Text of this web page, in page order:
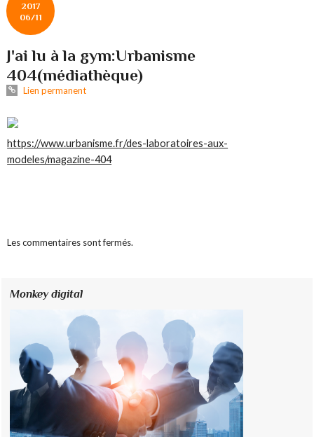
2017
06/11
J'ai lu à la gym:Urbanisme
404(médiathèque)
Lien permanent
https://www.urbanisme.fr/des-laboratoires-aux-
modeles/magazine-404
Les commentaires sont fermés.
Monkey digital